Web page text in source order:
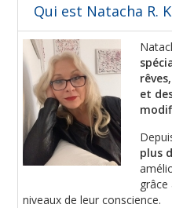
Qui est Natacha R.
et
plus
grâce
niveaux de leur conscience.